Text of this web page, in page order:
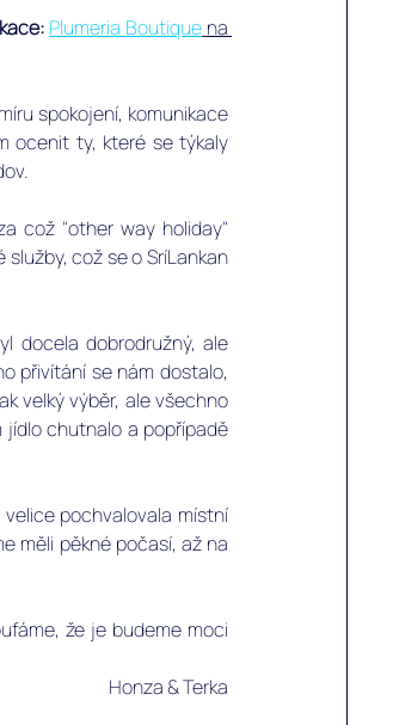
Plumeria Boutique na
spokojení, komunikace
ocenit ty, které se týkaly
což "other way holiday"
což se o SríLankan
docela dobrodružný, ale
přivítání se nám dostalo,
velký výběr, ale všechno
chutnalo a popřípadě
pochvalovala místní
měli pěkné počasí, až na
že je budeme moci
Honza & Terka